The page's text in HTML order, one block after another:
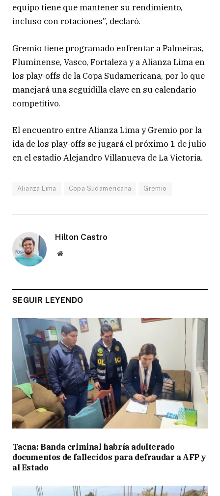
equipo tiene que mantener su rendimiento,
incluso con rotaciones”, declaró.
Gremio tiene programado enfrentar a Palmeiras,
Fluminense, Vasco, Fortaleza y a Alianza Lima en
los play-offs de la Copa Sudamericana, por lo que
manejará una seguidilla clave en su calendario
competitivo.
El encuentro entre Alianza Lima y Gremio por la
ida de los play-offs se jugará el próximo 1 de julio
en el estadio Alejandro Villanueva de La Victoria.
Alianza Lima Copa Sudamericana Gremio
Hilton Castro
Website
SEGUIR LEYENDO
Tacna: Banda criminal habría adulterado
documentos de fallecidos para defraudar a AFP y
al Estado